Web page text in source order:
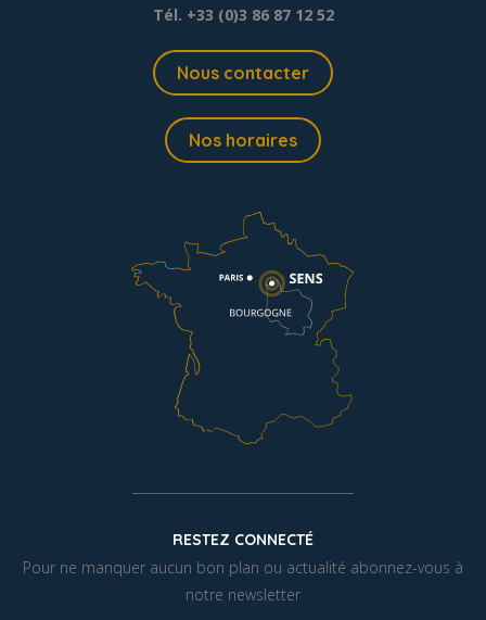
Tél. +33 (0)3 86 87 12 52
Nous contacter
Nos horaires
RESTEZ CONNECTÉ
Pour ne manquer aucun bon plan ou actualité abonnez-vous à
notre newsletter